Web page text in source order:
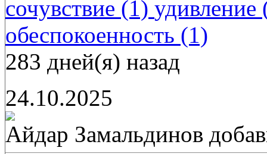
сочувствие (1)
обеспокоенность (1)
283 дней(я) назад
24.10.2025
Айдар Замальдинов